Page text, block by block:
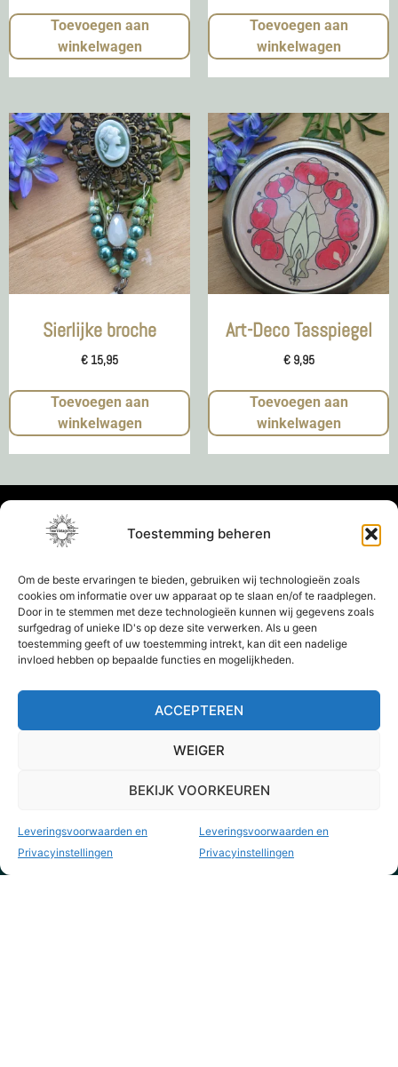
Toestemming beheren
Om de beste ervaringen te bieden, gebruiken wij technologieën zoals
cookies om informatie over uw apparaat op te slaan en/of te raadplegen.
Door in te stemmen met deze technologieën kunnen wij gegevens zoals
surfgedrag of unieke ID's op deze site verwerken. Als u geen
toestemming geeft of uw toestemming intrekt, kan dit een nadelige
invloed hebben op bepaalde functies en mogelijkheden.
ACCEPTEREN
WEIGER
BEKIJK VOORKEUREN
Leveringsvoorwaarden en
Privacyinstellingen
Leveringsvoorwaarden en
Privacyinstellingen
Toevoegen aan
winkelwagen
Toevoegen aan
winkelwagen
Sierlijke broche
€ 15,95
Toevoegen aan
winkelwagen
Art-Deco Tasspiegel
€9,95
Toevoegen aan
winkelwagen